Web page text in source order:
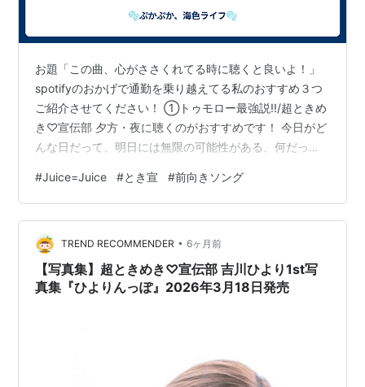
お題「この曲、心がささくれてる時に聴くと良いよ！」
spotifyのおかげで通勤を乗り越えてる私のおすすめ３つ
ご紹介させてください！ ①トゥモロー最強説!!/超ときめ
き♡宣伝部 夕方・夜に聴くのがおすすめです！ 今日がど
んな日だって、明日には無限の可能性がある、何だって
これを聴くと、良い日の時は明日も最強！って思うし、
ダメな日の時はこんなもんじゃない！って思えます
www.youtube.com ②Future Smile/Juice-Juice あの、
最推しです、はい 未来で笑うために今頑張ろう、という
歌です。 頑張るのを続けるのって本当に…
#Juice=Juice #とき宣 #前向きソング
TREND RECOMMENDER • 6ヶ月前
【写真集】超ときめき♡宣伝部 吉川ひより1st写
真集『ひよりんっぽ』2026年3月18日発売